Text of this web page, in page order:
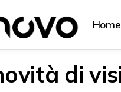
Home
di